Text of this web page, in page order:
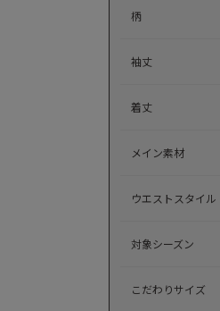
柄
袖丈
着丈
メイン素材
ウエストスタイル
対象シーズン
こだわりサイズ